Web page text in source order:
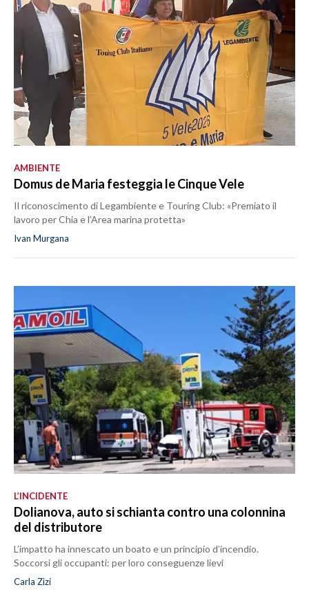
AMBIENTE
Domus de Maria festeggia le Cinque Vele
Il riconoscimento di Legambiente e Touring Club: «Premiato il
lavoro per Chia e l’Area marina protetta»
Ivan Murgana
L’INCIDENTE
Dolianova, auto si schianta contro una colonnina
del distributore
L’impatto ha innescato un boato e un principio d’incendio.
Soccorsi gli occupanti: per loro conseguenze lievi
Carla Zizi